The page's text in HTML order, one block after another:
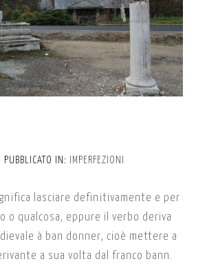
IN: IMPERFEZIONI
lasciare definitivamente e per
o qualcosa, eppure il verbo deriva
à ban donner, cioè mettere a
a sua volta dal franco bann.